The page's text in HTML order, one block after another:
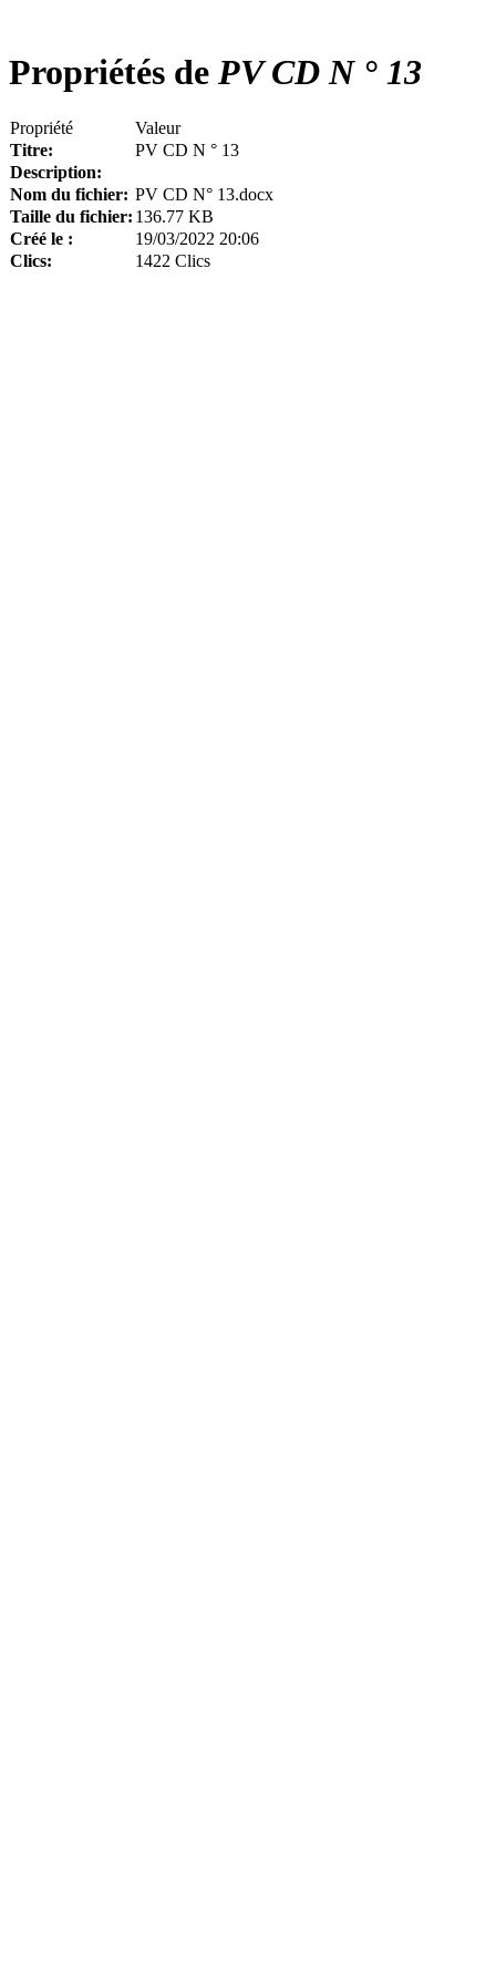
Propriétés de PV CD N ° 13
Propriété
Valeur
Titre:
PV CD N ° 13
Description:
Nom du fichier: PV CD N° 13.docx
Taille du fichier: 136.77 KB
Créé le :
19/03/2022 20:06
Clics:
1422 Clics